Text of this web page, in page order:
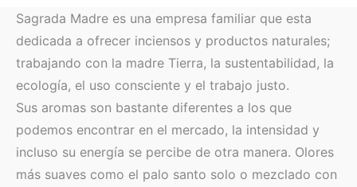
Sagrada Madre es una empresa familiar que esta
dedicada a ofrecer inciensos y productos naturales;
trabajando con la madre Tierra, la sustentabilidad, la
ecología, el uso consciente y el trabajo justo.
Sus aromas son bastante diferentes a los que
podemos encontrar en el mercado, la intensidad y
incluso su energía se percibe de otra manera. Olores
más suaves como el palo santo solo o mezclado con